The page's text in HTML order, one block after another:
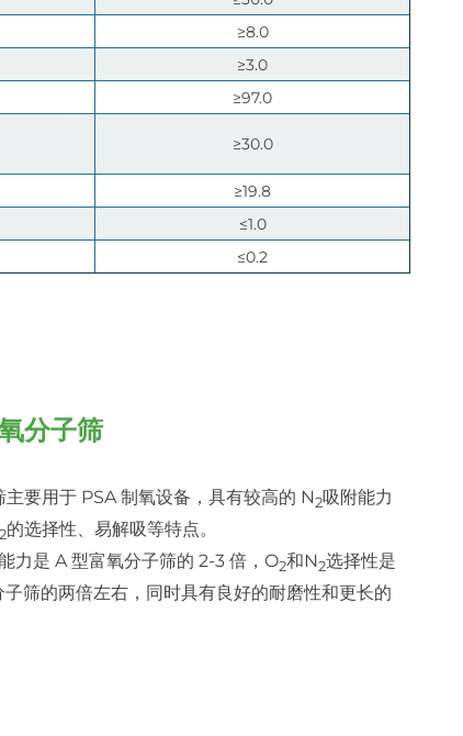
≥8.0
≥3.0
≥97.0
≥30.0
≥19.8
≤1.0
≤0.2
分子筛
主要用于 PSA 制氧设备，具有较高的 N2吸附能力
2的选择性、易解吸等特点。
力是 A 型富氧分子筛的 2-3 倍，O2和N2选择性是
子筛的两倍左右，同时具有良好的耐磨性和更长的